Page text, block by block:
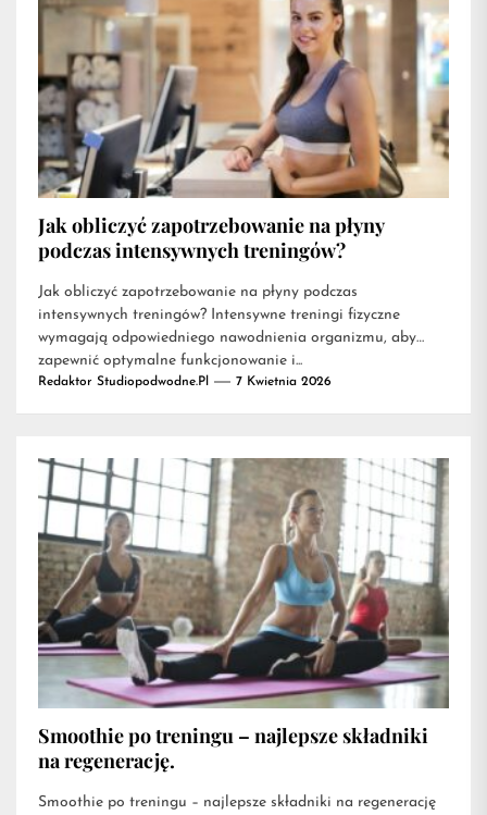
Jak obliczyć zapotrzebowanie na płyny
podczas intensywnych treningów?
Jak obliczyć zapotrzebowanie na płyny podczas
intensywnych treningów? Intensywne treningi fizyczne
wymagają odpowiedniego nawodnienia organizmu, aby
zapewnić optymalne funkcjonowanie i...
Redaktor Studiopodwodne.pl 7 Kwietnia 2026
Smoothie po treningu – najlepsze składniki
na regenerację.
Smoothie po treningu – najlepsze składniki na regenerację